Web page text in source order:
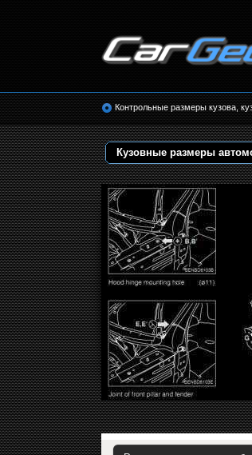
кузовные
Контрольные размеры кузова,
Кузовные размеры